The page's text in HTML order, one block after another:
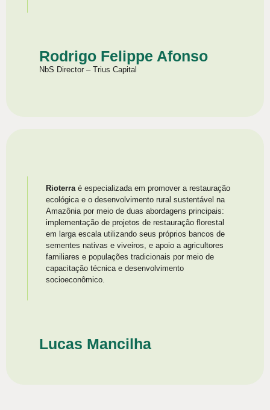
Rodrigo Felippe Afonso
NbS Director – Trius Capital
Rioterraé especializada em promover a restauração
ecológica e o desenvolvimento rural sustentável na
Amazônia por meio de duas abordagens principais:
implementação de projetos de restauração florestal
em larga escala utilizando seus próprios bancos de
sementes nativas e viveiros, e apoio a agricultores
familiares e populações tradicionais por meio de
capacitação técnica e desenvolvimento
socioeconômico.
Lucas Mancilha